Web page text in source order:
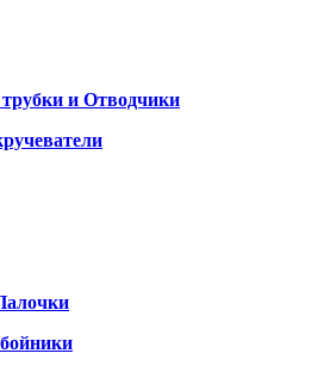
и Отводчики